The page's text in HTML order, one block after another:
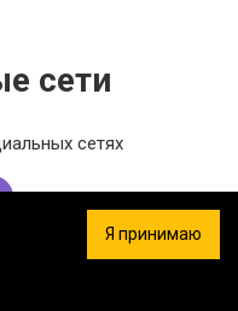
сети
сетях
Я принимаю